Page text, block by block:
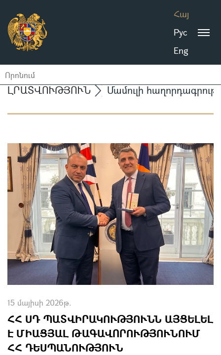
Հայ
Рус
Eng
ԼՐԱՏՎՈՒԹՅՈՒՆ Մամուլի
15 մայիսի 2026թ.
ՀՀ ՍԴ ՊԱՏՎԻՐԱԿՈՒԹՅՈՒՆՆ ԱՅՑԵԼԵԼ
Է ՄԻԱՑՅԱԼ ԹԱԳԱՎՈՐՈՒԹՅՈՒՆՈՒՄ
ՀՀ ԴԵՍՊԱՆՈՒԹՅՈՒՆ